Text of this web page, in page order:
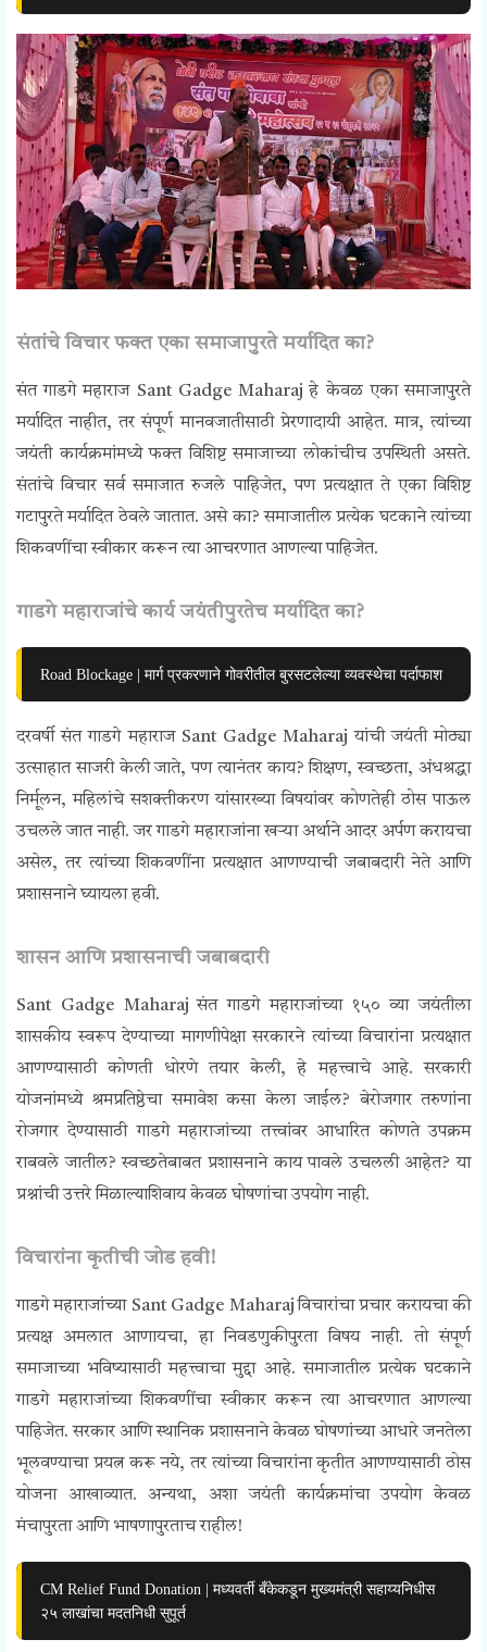
संतांचे विचार फक्त एका समाजापुरते मर्यादित का?
संत गाडगे महाराज Sant Gadge Maharaj हे केवळ एका समाजापुरते
मर्यादित नाहीत, तर संपूर्ण मानवजातीसाठी प्रेरणादायी आहेत. मात्र, त्यांच्या
जयंती कार्यक्रमांमध्ये फक्त विशिष्ट समाजाच्या लोकांचीच उपस्थिती असते.
संतांचे विचार सर्व समाजात रुजले पाहिजेत, पण प्रत्यक्षात ते एका विशिष्ट
गटापुरते मर्यादित ठेवले जातात. असे का? समाजातील प्रत्येक घटकाने त्यांच्या
शिकवणींचा स्वीकार करून त्या आचरणात आणल्या पाहिजेत.
गाडगे महाराजांचे कार्य जयंतीपुरतेच मर्यादित का?
Road Blockage | मार्ग प्रकरणाने गोवरीतील बुरसटलेल्या व्यवस्थेचा पर्दाफाश
दरवर्षी संत गाडगे महाराज Sant Gadge Maharaj यांची जयंती मोठ्या
उत्साहात साजरी केली जाते, पण त्यानंतर काय? शिक्षण, स्वच्छता, अंधश्रद्धा
निर्मूलन, महिलांचे सशक्तीकरण यांसारख्या विषयांवर कोणतेही ठोस पाऊल
उचलले जात नाही. जर गाडगे महाराजांना खऱ्या अर्थाने आदर अर्पण करायचा
असेल, तर त्यांच्या शिकवणींना प्रत्यक्षात आणण्याची जबाबदारी नेते आणि
प्रशासनाने घ्यायला हवी.
शासन आणि प्रशासनाची जबाबदारी
Sant Gadge Maharaj संत गाडगे महाराजांच्या १५० व्या जयंतीला
शासकीय स्वरूप देण्याच्या मागणीपेक्षा सरकारने त्यांच्या विचारांना प्रत्यक्षात
आणण्यासाठी कोणती धोरणे तयार केली, हे महत्त्वाचे आहे. सरकारी
योजनांमध्ये श्रमप्रतिष्ठेचा समावेश कसा केला जाईल? बेरोजगार तरुणांना
रोजगार देण्यासाठी गाडगे महाराजांच्या तत्त्वांवर आधारित कोणते उपक्रम
राबवले जातील? स्वच्छतेबाबत प्रशासनाने काय पावले उचलली आहेत? या
प्रश्नांची उत्तरे मिळाल्याशिवाय केवळ घोषणांचा उपयोग नाही.
विचारांना कृतीची जोड हवी!
गाडगे महाराजांच्या Sant Gadge Maharaj विचारांचा प्रचार करायचा की
प्रत्यक्ष अमलात आणायचा, हा निवडणुकीपुरता विषय नाही. तो संपूर्ण
समाजाच्या भविष्यासाठी महत्त्वाचा मुद्दा आहे. समाजातील प्रत्येक घटकाने
गाडगे महाराजांच्या शिकवणींचा स्वीकार करून त्या आचरणात आणल्या
पाहिजेत. सरकार आणि स्थानिक प्रशासनाने केवळ घोषणांच्या आधारे जनतेला
भूलवण्याचा प्रयत्न करू नये, तर त्यांच्या विचारांना कृतीत आणण्यासाठी ठोस
योजना आखाव्यात. अन्यथा, अशा जयंती कार्यक्रमांचा उपयोग केवळ
मंचापुरता आणि भाषणापुरताच राहील!
CM Relief Fund Donation | मध्यवर्ती बँकेकडून मुख्यमंत्री सहाय्यनिधीस
२५ लाखांचा मदतनिधी सुपूर्त